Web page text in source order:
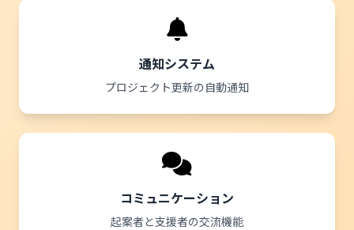
通知システム
プロジェクト更新の自動通知
コミュニケーション
起案者と支援者の交流機能